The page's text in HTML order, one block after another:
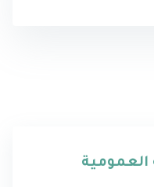
العمومية